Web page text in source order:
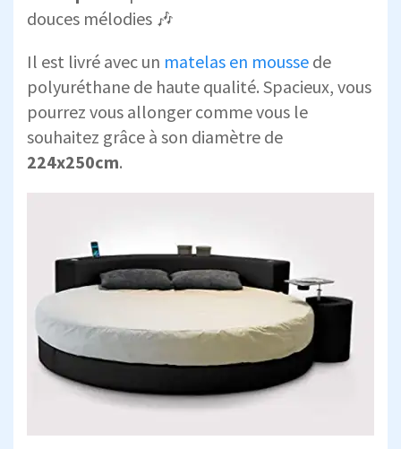
douces mélodies 🎶
Il est livré avec un matelas en mousse de
polyuréthane de haute qualité. Spacieux, vous
pourrez vous allonger comme vous le
souhaitez grâce à son diamètre de
224x250cm.